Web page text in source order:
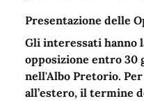
Presentazione delle
Gli interessati hanno
opposizione entro 30
nell'Albo Pretorio.
all’estero, il termine